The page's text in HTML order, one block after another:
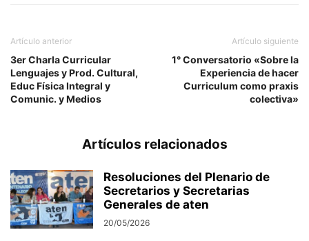
Artículo anterior
3er Charla Curricular
Lenguajes y Prod. Cultural,
Educ Física Integral y
Comunic. y Medios
Artículo siguiente
1° Conversatorio «Sobre la
Experiencia de hacer
Curriculum como praxis
colectiva»
Artículos relacionados
Resoluciones del Plenario de
Secretarios y Secretarias
Generales de aten
20/05/2026